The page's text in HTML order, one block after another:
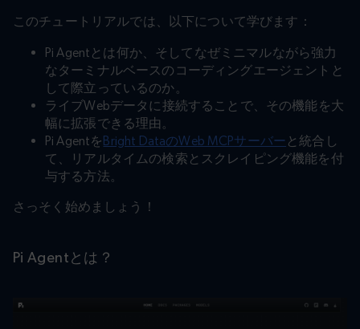
このチュートリアルでは、以下について学びます：
Pi Agentとは何か、そしてなぜミニマルながら強力
なターミナルベースのコーディングエージェントと
して際立っているのか。
ライブWebデータに接続することで、その機能を大
幅に拡張できる理由。
Pi Agentを Bright DataのWeb MCPサーバー と統合し
て、リアルタイムの検索とスクレイピング機能を付
与する方法。
さっそく始めましょう！
Pi Agentとは？